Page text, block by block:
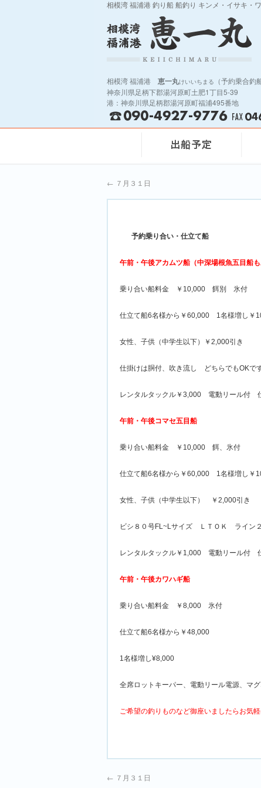
相模湾 福浦港 釣り船 船釣り キンメ・イサキ・
相模湾 福浦港 恵一丸けいいちまる
（予約乗合釣
神奈川県足柄下郡湯河原町土肥1丁目5-39
港：神奈川県足柄郡湯河原町福浦495番地
← ７月３１日
予約乗り合い・仕立て船
午前・午後アカムツ船（中深場根魚五目船も
乗り合い船料金 ￥10,000 餌別 氷付
仕立て船6名様から￥60,000 1名様増し￥
女性、子供（中学生以下）￥2,000引き
仕掛けは胴付、吹き流し どちらでもOKで
レンタルタックル￥3,000 電動リール付
午前・午後コマセ五目船
乗り合い船料金 ￥10,000 餌、氷付
仕立て船6名様から￥60,000 1名様増し￥
女性、子供（中学生以下） ￥2,000引き
ビシ８０号FL~Lサイズ ＬＴＯＫ ライン
レンタルタックル￥1,000 電動リール付
午前・午後カワハギ船
乗り合い船料金 ￥8,000 氷付
仕立て船6名様から￥48,000
1名様増し¥8,000
全席ロットキーパー、電動リール電源、マ
ご希望の釣りものなど御座いましたらお気
← ７月３１日